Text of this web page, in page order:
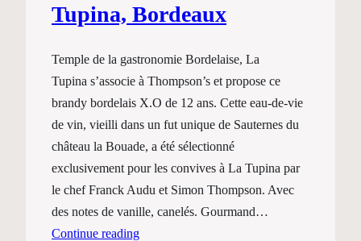
Tupina, Bordeaux
Temple de la gastronomie Bordelaise, La
Tupina s’associe à Thompson’s et propose ce
brandy bordelais X.O de 12 ans. Cette eau-de-vie
de vin, vieilli dans un fut unique de Sauternes du
château la Bouade, a été sélectionné
exclusivement pour les convives à La Tupina par
le chef Franck Audu et Simon Thompson. Avec
des notes de vanille, canelés. Gourmand…
Continue reading